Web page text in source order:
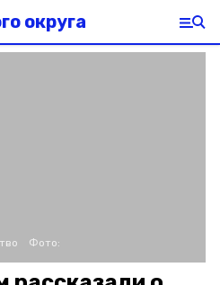
округа
Фото: